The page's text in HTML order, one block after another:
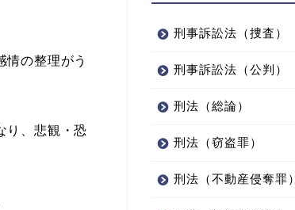
の整理がう
り、悲観・恐
刑事訴訟法（捜査）
刑事訴訟法（公判）
刑法（総論）
刑法（窃盗罪）
刑法（不動産侵奪罪）